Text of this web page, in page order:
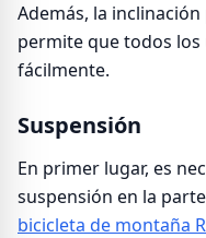
Además, la
permite que todos los
fácilmente.
Suspensión
En primer lugar, es
suspensión en la
bicicleta de montaña